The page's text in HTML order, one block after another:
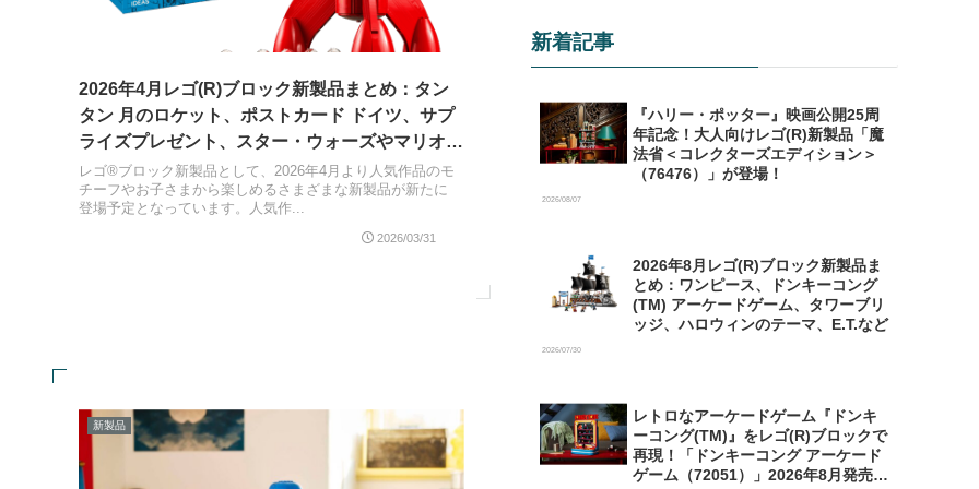
2026年4月レゴ(R)ブロック新製品まとめ：タン
タン 月のロケット、ポストカード ドイツ、サプ
ライズプレゼント、スター・ウォーズやマリオカ
ート テーマなど
レゴ®ブロック新製品として、2026年4月より人気作品のモ
チーフやお子さまから楽しめるさまざまな新製品が新たに
登場予定となっています。人気作...
2026/03/31
新製品
新着記事
『ハリー・ポッター』映画公開25周
年記念！大人向けレゴ(R)新製品「魔
法省＜コレクターズエディション＞
（76476）」が登場！
2026/08/07
2026年8月レゴ(R)ブロック新製品ま
とめ：ワンピース、ドンキーコング
(TM) アーケードゲーム、タワーブリ
ッジ、ハロウィンのテーマ、E.T.など
2026/07/30
レトロなアーケードゲーム『ドンキ
ーコング(TM)』をレゴ(R)ブロックで
再現！「ドンキーコング アーケード
ゲーム（72051）」2026年8月発売